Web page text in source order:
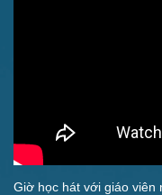
Giờ học hát với giáo viên